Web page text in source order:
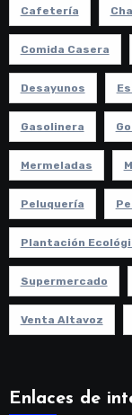
Cafetería
Comida Casera
Desayunos
Gasolinera
Mermeladas
Peluquería
Plantación
Supermercado
Venta Altavoz
Enlaces de